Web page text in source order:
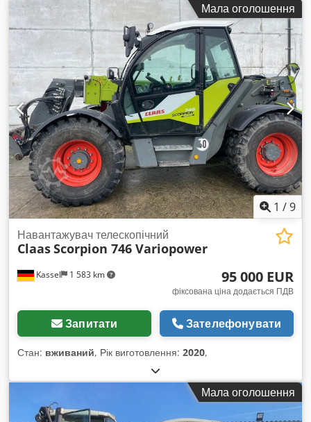
Мала оголошення
1 /9
Kassel 1 583 km
Навантажувач телескопічний
ClaasScorpion 746 Variopower
95 000 EUR
фіксована ціна додається ПДВ
Запитати Зателефонувати
Стан: вживаний, Рік виготовлення: 2020,
Мала оголошення